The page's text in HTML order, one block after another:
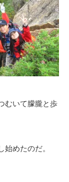
むいて朦朧と歩
めたのだ。